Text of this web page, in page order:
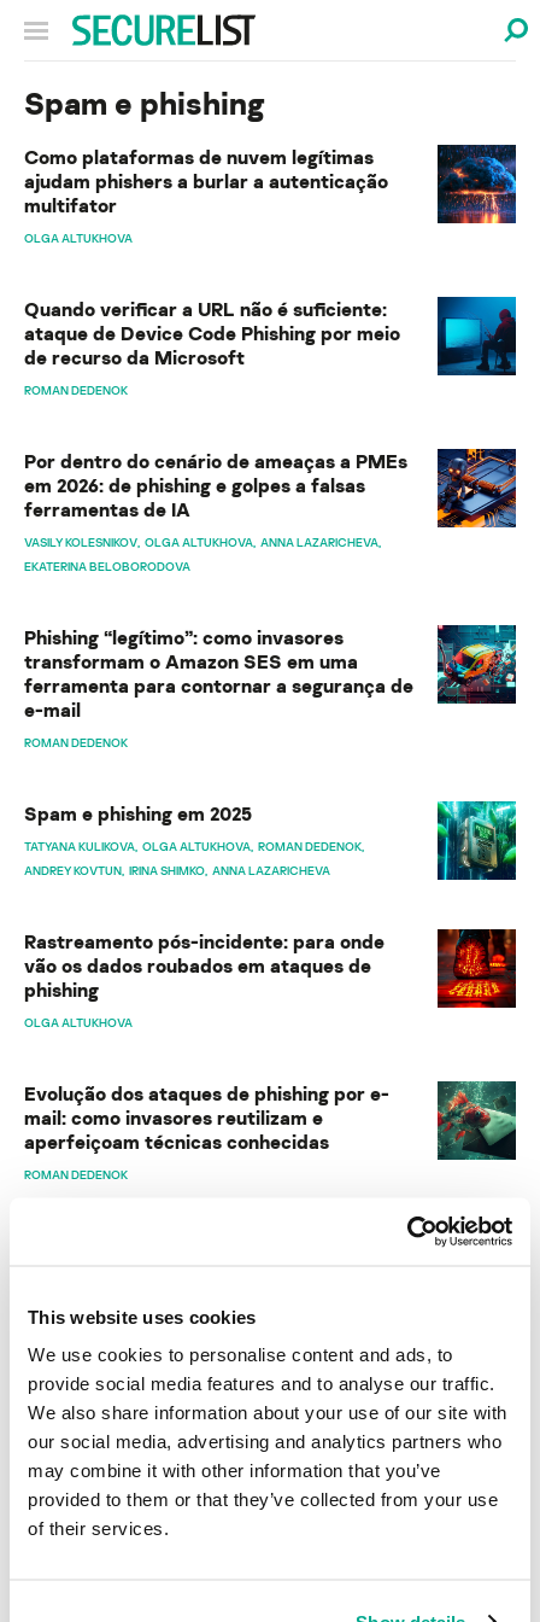
This website uses cookies
We use cookies to personalise content and ads, to
provide social media features and to analyse our traffic.
We also share information about your use of our site with
our social media, advertising and analytics partners who
may combine it with other information that you’ve
provided to them or that they’ve collected from your use
of their services.
Spam e phishing
Como plataformas de nuvem legítimas
ajudam phishers a burlar a autenticação
multifator
OLGA ALTUKHOVA
Quando verificar a URL não é suficiente:
ataque de Device Code Phishing por meio
de recurso da Microsoft
ROMAN DEDENOK
Por dentro do cenário de ameaças a PMEs
em 2026: de phishing e golpes a falsas
ferramentas de IA
VASILY KOLESNIKOV OLGA ALTUKHOVA ANNA LAZARICHEVA
EKATERINA BELOBORODOVA
Phishing “legítimo”: como invasores
transformam o Amazon SES em uma
ferramenta para contornar a segurança de
e-mail
ROMAN DEDENOK
Spam e phishing em 2025
TATYANA KULIKOVA OLGA ALTUKHOVA ROMAN DEDENOK
ANDREY KOVTUN IRINA SHIMKO ANNA LAZARICHEVA
Rastreamento pós-incidente: para onde
vão os dados roubados em ataques de
phishing
OLGA ALTUKHOVA
Evolução dos ataques de phishing por e-
mail: como invasores reutilizam e
aperfeiçoam técnicas conhecidas
ROMAN DEDENOK
O mercado de phishing do Telegram
OLGA ALTUKHOVA
RELATÓRIOS